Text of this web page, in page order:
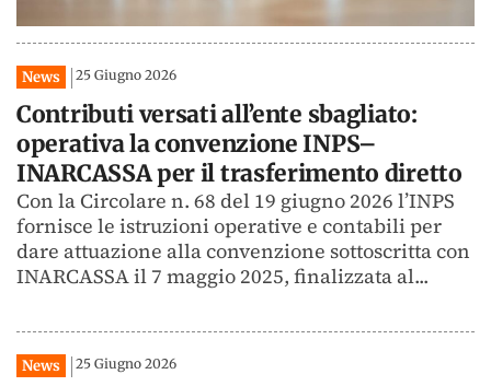
News 25 Giugno 2026
Contributi versati all’ente sbagliato:
operativa la convenzione INPS–
INARCASSA per il trasferimento diretto
Con la Circolare n. 68 del 19 giugno 2026 l’INPS
fornisce le istruzioni operative e contabili per
dare attuazione alla convenzione sottoscritta con
INARCASSA il 7 maggio 2025, finalizzata al...
News 25 Giugno 2026